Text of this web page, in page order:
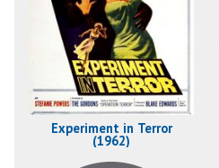
Experiment in Terror
(1962)